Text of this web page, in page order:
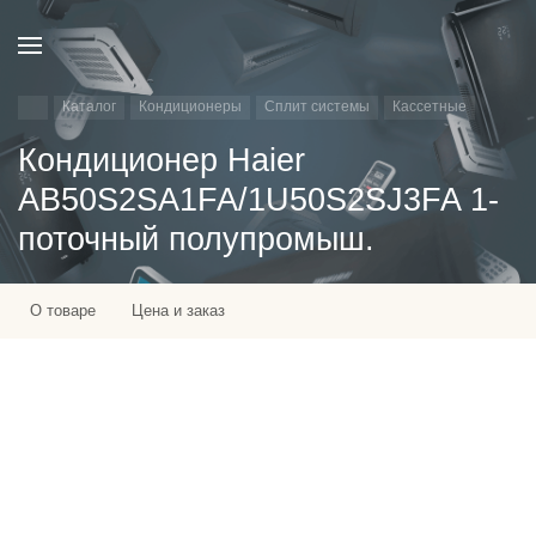
Каталог Кондиционеры Сплит системы Кассетные
Кондиционер Haier
AB50S2SA1FA/1U50S2SJ3FA 1-
поточный полупромыш.
О товаре Цена и заказ